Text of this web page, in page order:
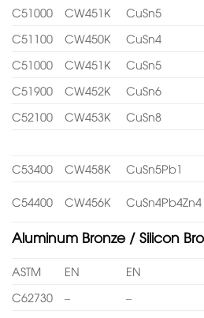
C51000
CW451K CuSn5
C51100
CW450K CuSn4
C51000
CW451K CuSn5
C51900
CW452K CuSn6
C52100
CW453K CuSn8
C53400 CW458K CuSn5Pb1
C54400 CW456K CuSn4Pb4Zn4
Aluminum Bronze / Silicon
ASTM EN EN
C62730
– –